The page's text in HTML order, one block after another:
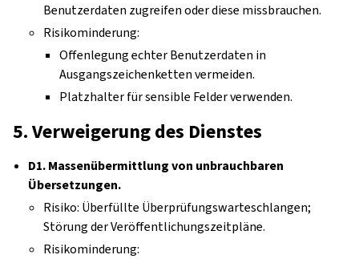
Benutzerdaten zugreifen oder diese missbrauchen.
Risikominderung:
Offenlegung echter Benutzerdaten in
Ausgangszeichenketten vermeiden.
Platzhalter für sensible Felder verwenden.
5. Verweigerung des Dienstes
D1. Massenübermittlung von unbrauchbaren
Übersetzungen.
Risiko: Überfüllte Überprüfungswarteschlangen;
Störung der Veröffentlichungszeitpläne.
Risikominderung: